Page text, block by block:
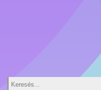
Keresés